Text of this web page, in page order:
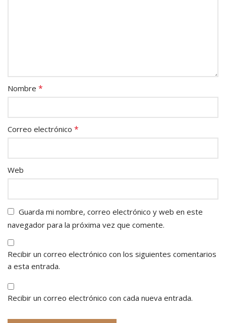
Nombre *
Correo electrónico *
Web
Guarda mi nombre, correo electrónico y web en este
navegador para la próxima vez que comente.
Recibir un correo electrónico con los siguientes comentarios
a esta entrada.
Recibir un correo electrónico con cada nueva entrada.